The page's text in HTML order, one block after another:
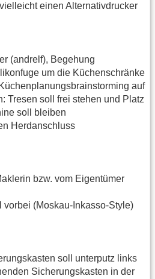
einen Alternativdrucker
(andrelf), Begehung
um die Küchenschränke
auf
Tresen soll frei stehen und Platz
soll bleiben
Herdanschluss
bzw. vom Eigentümer
vorbei (Moskau-Inkasso-Style)
soll unterputz links
Sicherungskasten in der